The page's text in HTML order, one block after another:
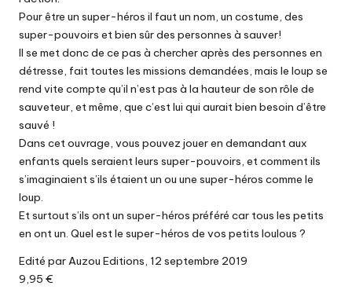
Pour être un super-héros il faut un nom, un costume, des
super-pouvoirs et bien sûr des personnes à sauver!
Il se met donc de ce pas à chercher après des personnes en
détresse, fait toutes les missions demandées, mais le loup se
rend vite compte qu’il n’est pas à la hauteur de son rôle de
sauveteur, et même, que c’est lui qui aurait bien besoin d’être
sauvé !
Dans cet ouvrage, vous pouvez jouer en demandant aux
enfants quels seraient leurs super-pouvoirs, et comment ils
s’imaginaient s’ils étaient un ou une super-héros comme le
loup.
Et surtout s’ils ont un super-héros préféré car tous les petits
en ont un. Quel est le super-héros de vos petits loulous ?
Edité par Auzou Editions, 12 septembre 2019
9,95 €